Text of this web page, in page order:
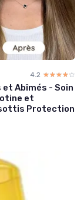
4.2 ☆☆☆☆☆
★★★★★
Abîmés - Soin
et
Protection